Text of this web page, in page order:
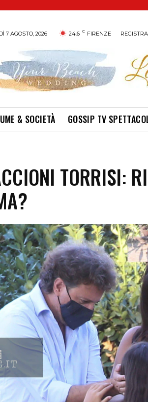
7 AGOSTO, 2026 24.6 C FIRENZE
& SOCIETÀ GOSSIP TV
TORRISI: